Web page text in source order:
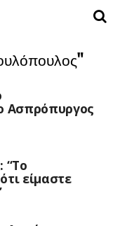
Ασπρόπυργος
“Το
είμαστε